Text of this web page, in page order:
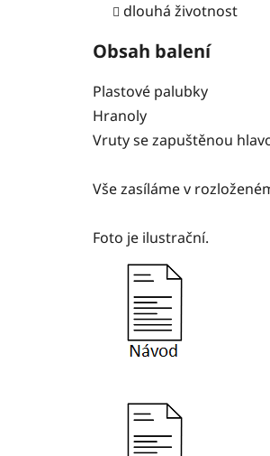
dlouhá životnost
Obsah balení
Plastové palubky
Hranoly
Vruty se zapuštěnou
Vše zasíláme v
Foto je ilustrační.